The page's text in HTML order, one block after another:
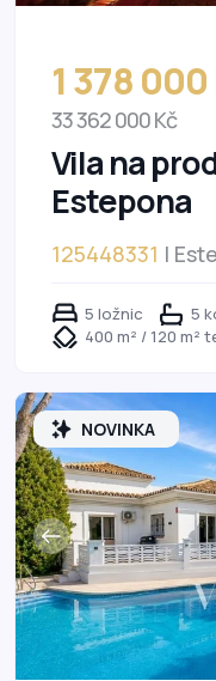
1 378 000
33 362 000 Kč
Vila na
Estepona
125448331 |
5 ložnic
5
400 m² / 120 m²
NOVINKA